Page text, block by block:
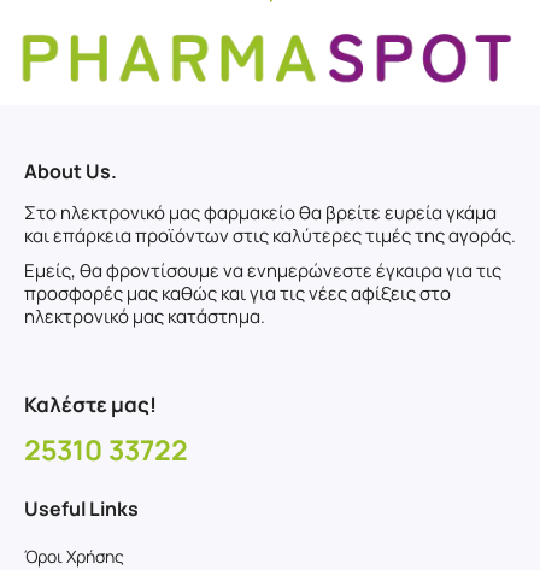
About Us.
Στο ηλεκτρονικό μας φαρμακείο θα βρείτε ευρεία γκάμα
και επάρκεια προϊόντων στις καλύτερες τιμές της αγοράς.
Εμείς, θα φροντίσουμε να ενημερώνεστε έγκαιρα για τις
προσφορές μας καθώς και για τις νέες αφίξεις στο
ηλεκτρονικό μας κατάστημα.
Καλέστε μας!
25310 33722
Useful Links
Όροι Χρήσης